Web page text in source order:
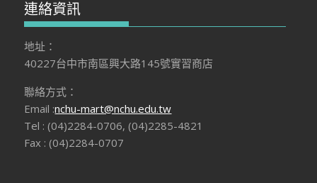
連絡資訊
地址：
40227台中市南區興大路145號實習商店
聯絡方式：
Email :nchu-mart@nchu.edu.tw
Tel : (04)2284-0706, (04)2285-4821
Fax : (04)2284-0707